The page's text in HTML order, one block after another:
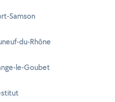
Samson
du-Rhône
le-Goubet